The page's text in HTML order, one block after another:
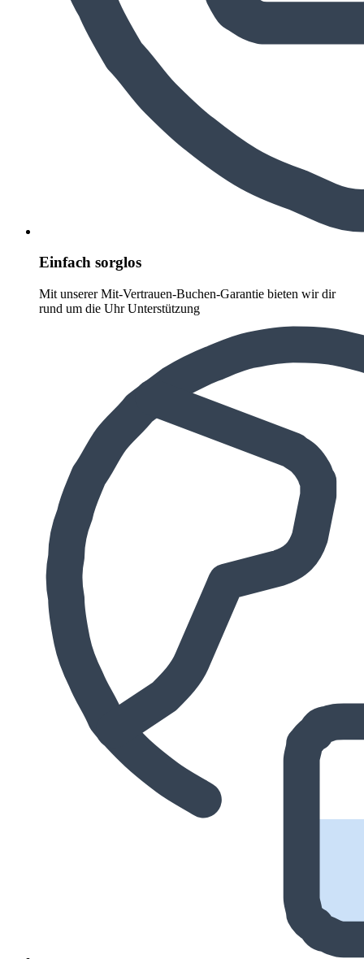
Einfach sorglos
Mit unserer Mit-Vertrauen-Buchen-Garantie bieten wir dir
rund um die Uhr Unterstützung